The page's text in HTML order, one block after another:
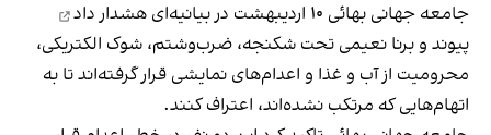
جامعه جهانی بهائی ۱۰ اردیبهشت در بیانیه‌ای
هشدار داد
پیوند و برنا نعیمی تحت شکنجه، ضرب‌وشتم، شوک الکتریکی،
محرومیت از آب و غذا و اعدام‌های نمایشی قرار گرفته‌اند تا به
اتهام‌هایی که مرتکب نشده‌اند، اعتراف کنند.